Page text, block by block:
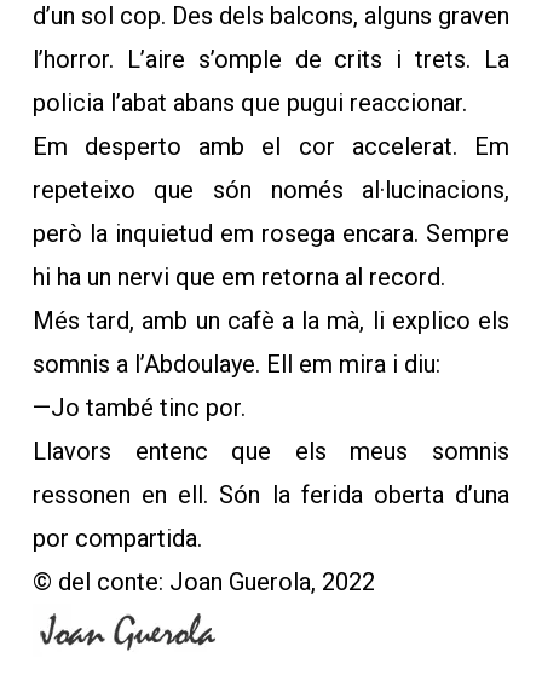
d’un sol cop. Des dels balcons, alguns graven
l’horror. L’aire s’omple de crits i trets. La
policia l’abat abans que pugui reaccionar.
Em desperto amb el cor accelerat. Em
repeteixo que són només al·lucinacions,
però la inquietud em rosega encara. Sempre
hi ha un nervi que em retorna al record.
Més tard, amb un cafè a la mà, li explico els
somnis a l’Abdoulaye. Ell em mira i diu:
—Jo també tinc por.
Llavors entenc que els meus somnis
ressonen en ell. Són la ferida oberta d’una
por compartida.
© del conte: Joan Guerola, 2022